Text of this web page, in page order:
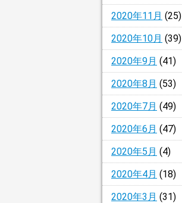
2020年11月 (25)
2020年10月 (39)
2020年9月 (41)
2020年8月 (53)
2020年7月 (49)
2020年6月 (47)
2020年5月 (4)
2020年4月 (18)
2020年3月 (31)